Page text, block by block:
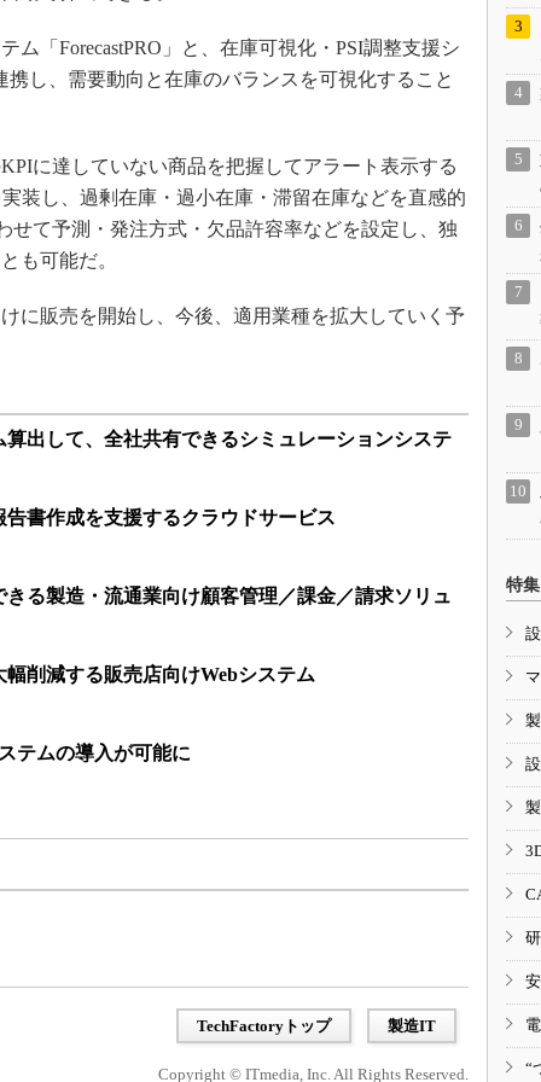
「ForecastPRO」と、在庫可視化・PSI調整支援シ
携し、需要動向と在庫のバランスを可視化すること
に達していない商品を把握してアラート表示する
装し、過剰在庫・過小在庫・滞留在庫などを直感的
せて予測・発注方式・欠品許容率などを設定し、独
も可能だ。
販売を開始し、今後、適用業種を拡大していく予
出して、全社共有できるシミュレーションシステ
書作成を支援するクラウドサービス
る製造・流通業向け顧客管理／課金／請求ソリュ
削減する販売店向けWebシステム
テムの導入が可能に
TechFactoryトップ 製造IT
Copyright © ITmedia, Inc. All Rights Reserved.
特集
“